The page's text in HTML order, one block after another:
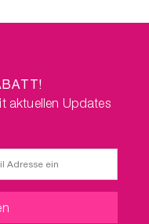
aktuellen Updates